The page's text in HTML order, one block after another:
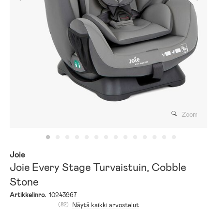
Zoom
Joie
Joie Every Stage Turvaistuin, Cobble
Stone
Artikkelinro. 10243967
(82) Näytä kaikki arvostelut